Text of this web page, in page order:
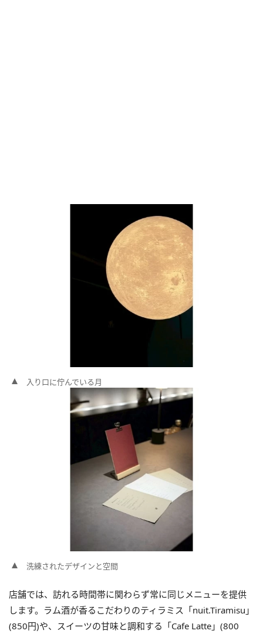
入り口に佇んでいる月
洗練されたデザインと空間
店舗では、訪れる時間帯に関わらず常に同じメニューを提供
します。ラム酒が香るこだわりのティラミス「nuit.Tiramisu」
(850円)や、スイーツの甘味と調和する「Cafe Latte」(800